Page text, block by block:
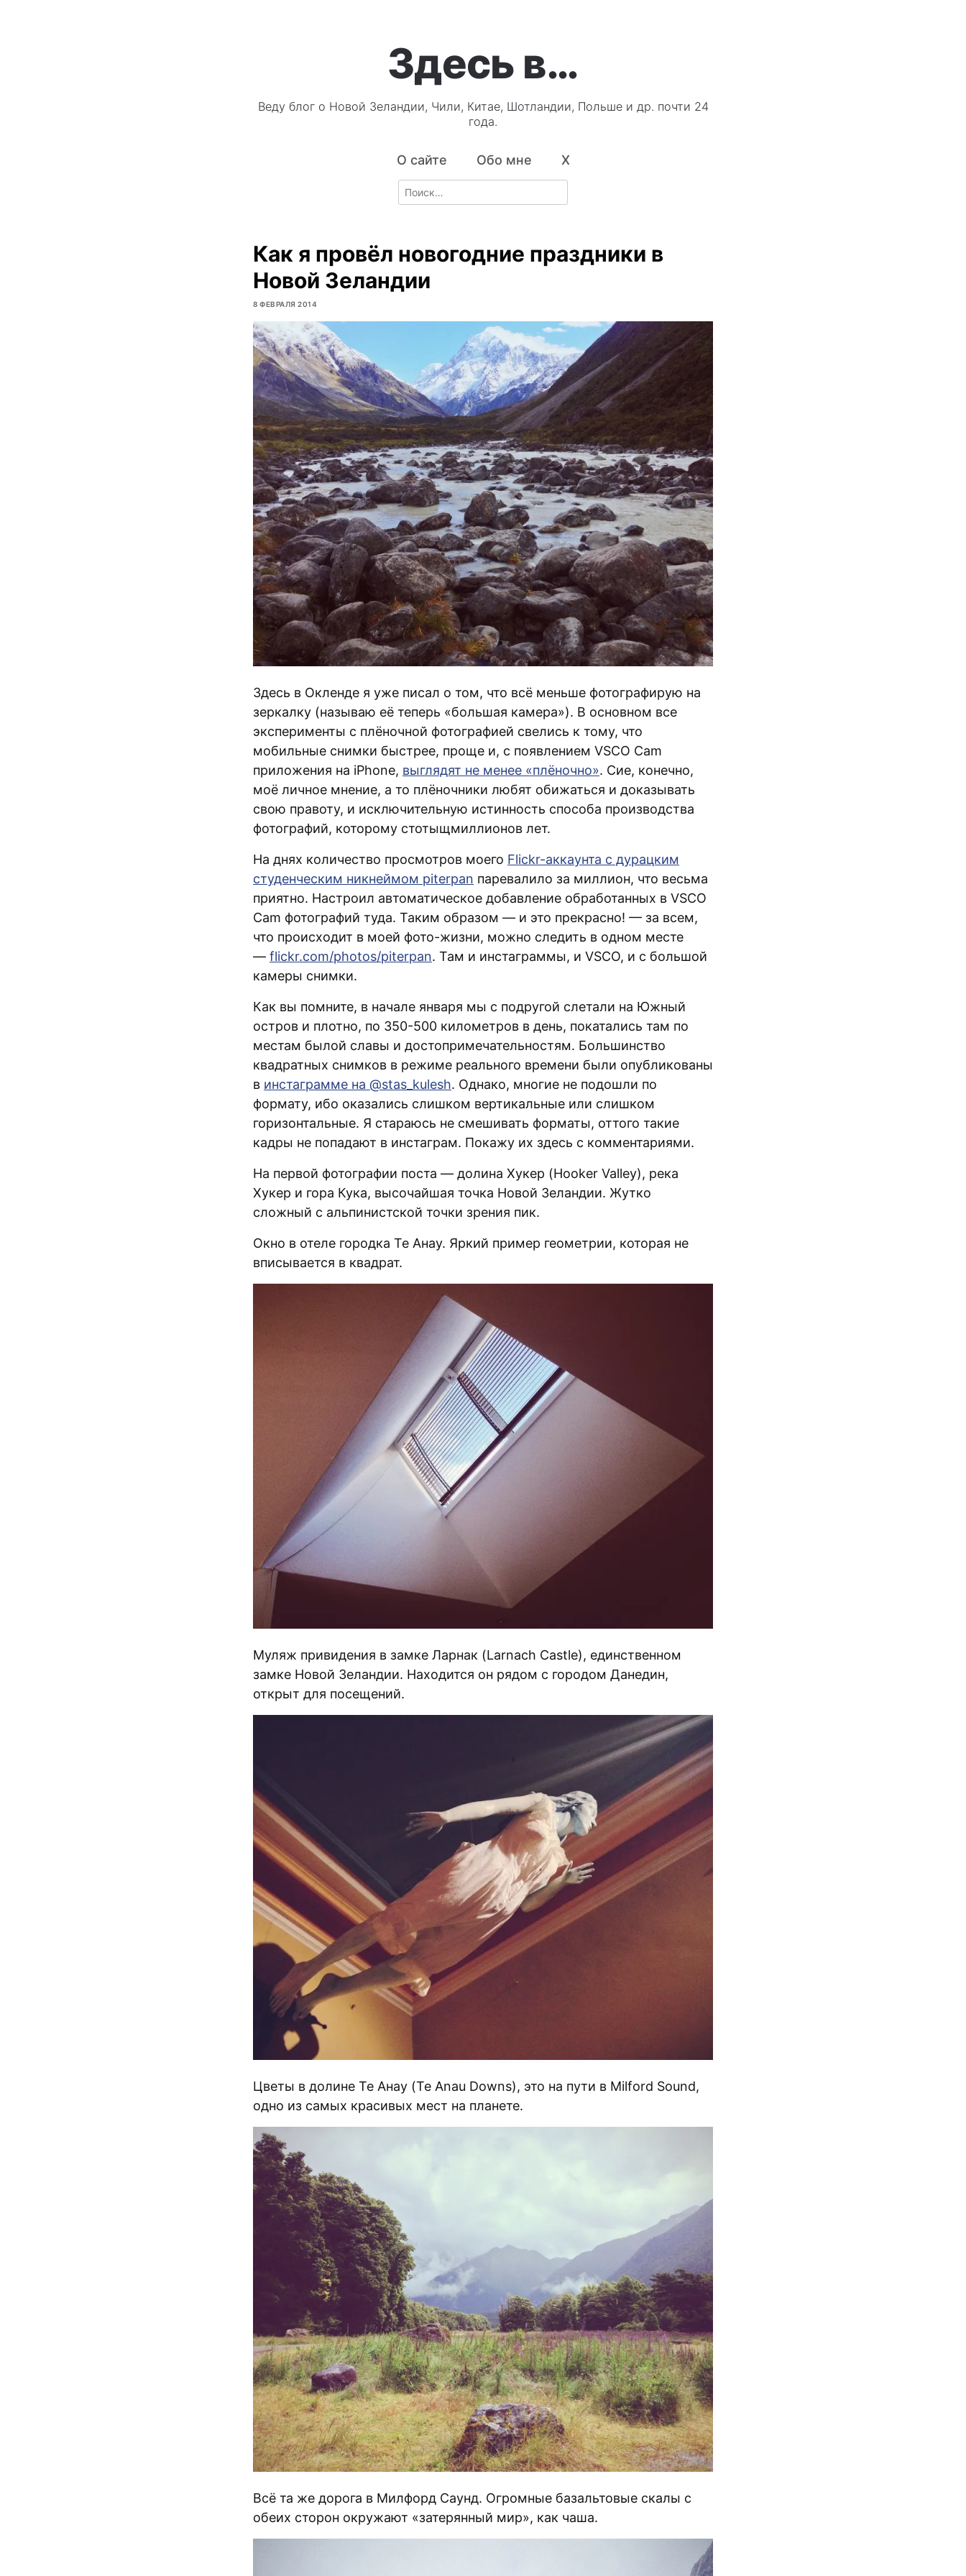
Здесь в…
Веду блог о Новой Зеландии, Чили, Китае, Шотландии, Польше и др. почти 24
года.
О сайте Обо мне X
Search
for:
Как я провёл новогодние праздники в
Новой Зеландии
8 ФЕВРАЛЯ 2014
Здесь в Окленде я уже писал о том, что всё меньше фотографирую на
зеркалку (называю её теперь «большая камера»). В основном все
эксперименты с плёночной фотографией свелись к тому, что
мобильные снимки быстрее, проще и, с появлением VSCO Cam
приложения на iPhone, выглядят не менее «плёночно». Сие, конечно,
моё личное мнение, а то плёночники любят обижаться и доказывать
свою правоту, и исключительную истинность способа производства
фотографий, которому стотыщмиллионов лет.
На днях количество просмотров моего Flickr-аккаунта с дурацким
студенческим никнеймом piterpan паревалило за миллион, что весьма
приятно. Настроил автоматическое добавление обработанных в VSCO
Cam фотографий туда. Таким образом — и это прекрасно! — за всем,
что происходит в моей фото-жизни, можно следить в одном месте
— flickr.com/photos/piterpan. Там и инстаграммы, и VSCO, и с большой
камеры снимки.
Как вы помните, в начале января мы с подругой слетали на Южный
остров и плотно, по 350-500 километров в день, покатались там по
местам былой славы и достопримечательностям. Большинство
квадратных снимков в режиме реального времени были опубликованы
в инстаграмме на @stas_kulesh. Однако, многие не подошли по
формату, ибо оказались слишком вертикальные или слишком
горизонтальные. Я стараюсь не смешивать форматы, оттого такие
кадры не попадают в инстаграм. Покажу их здесь с комментариями.
На первой фотографии поста — долина Хукер (Hooker Valley), река
Хукер и гора Кука, высочайшая точка Новой Зеландии. Жутко
сложный с альпинистской точки зрения пик.
Окно в отеле городка Те Анау. Яркий пример геометрии, которая не
вписывается в квадрат.
Муляж привидения в замке Ларнак (Larnach Castle), единственном
замке Новой Зеландии. Находится он рядом с городом Данедин,
открыт для посещений.
Цветы в долине Те Анау (Te Anau Downs), это на пути в Milford Sound,
одно из самых красивых мест на планете.
Всё та же дорога в Милфорд Саунд. Огромные базальтовые скалы с
обеих сторон окружают «затерянный мир», как чаша.